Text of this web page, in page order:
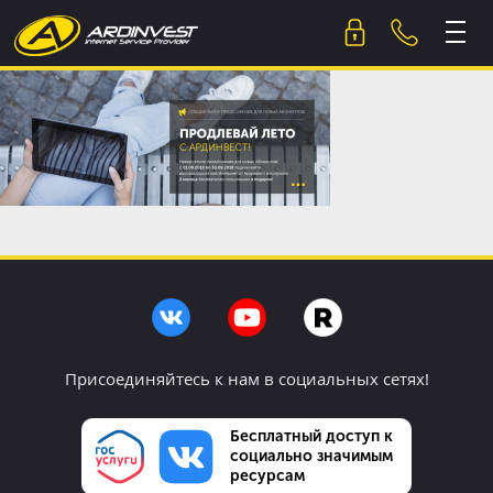
to
content
Присоединяйтесь к нам в социальных сетях!
Бесплатный доступ к
социально значимым
ресурсам